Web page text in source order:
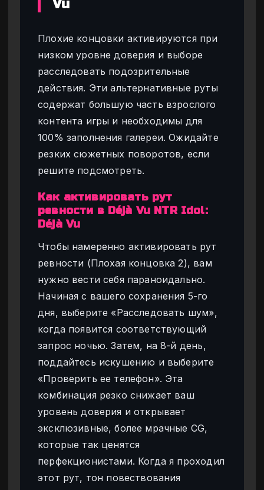
Vu
Плохие концовки активируются при
низком уровне доверия и выборе
расследовать подозрительные
действия. Эти альтернативные руты
содержат большую часть взрослого
контента игры и необходимы для
100% заполнения галереи. Ожидайте
резких сюжетных поворотов, если
решите подсмотреть.
Как активировать рут
ревности в Déjà Vu NTR Idol:
Déjà Vu
Чтобы намеренно активировать рут
ревности (Плохая концовка 2), вам
нужно вести себя параноидально.
Начиная с вашего сохранения 5-го
дня, выберите «Расследовать шум»,
когда появится соответствующий
запрос ночью. Затем, на 8-й день,
поддайтесь искушению и выберите
«Проверить ее телефон». Эта
комбинация резко снижает ваш
уровень доверия и открывает
эксклюзивные, более мрачные CG,
которые так ценятся
перфекционистами. Когда я проходил
этот рут, тон повествования